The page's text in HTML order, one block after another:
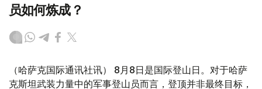
员如何炼成？
（哈萨克国际通讯社讯） 8月8日是国际登山日。对于哈萨
克斯坦武装力量中的军事登山员而言，登顶并非最终目标，